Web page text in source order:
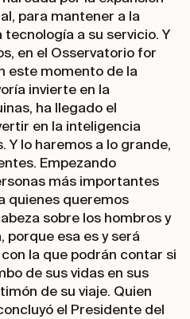
para mantener a la
a su servicio. Y
en el Osservatorio for
este momento de la
invierte en la
ha llegado el
en la inteligencia
Y lo haremos a lo grande,
Empezando
más importantes
quienes queremos
sobre los hombros y
porque esa es y será
la que podrán contar si
de sus vidas en sus
de su viaje. Quien
el Presidente del